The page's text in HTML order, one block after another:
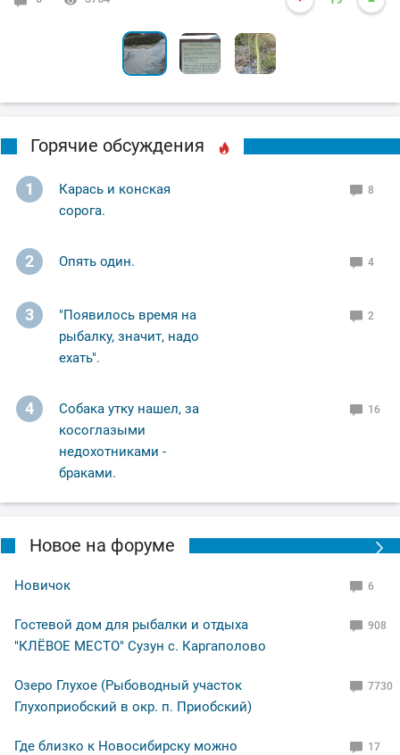
Горячие обсуждения
1
Карась и конская
сорога.
8
2 Опять один. 4
3
"Появилось время на
рыбалку, значит, надо
ехать".
2
4
Собака утку нашел, за
косоглазыми
недохотниками -
браками.
16
Новое на форуме
Новичок 6
Гостевой дом для рыбалки и отдыха
"КЛЁВОЕ МЕСТО" Сузун с. Каргаполово
908
Озеро Глухое (Рыбоводный участок
Глухоприобский в окр. п. Приобский)
7730
Где близко к Новосибирску можно
17